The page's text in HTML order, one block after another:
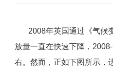
2008年英国通过《气候
放量一直在快速下降，
右。然而，正如下图所示，